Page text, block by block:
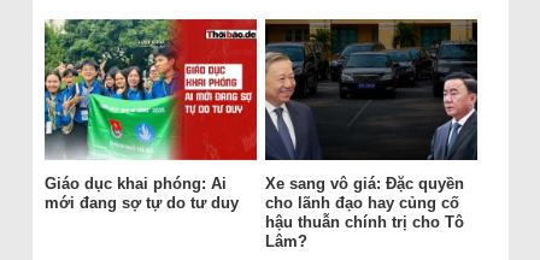
Giáo dục khai phóng: Ai
mới đang sợ tự do tư duy
Xe sang vô giá: Đặc quyền
cho lãnh đạo hay củng cố
hậu thuẫn chính trị cho Tô
Lâm?